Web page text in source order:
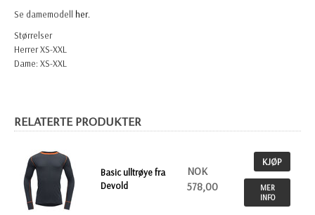
Se damemodell her.
Størrelser
Herrer XS-XXL
Dame: XS-XXL
RELATERTE PRODUKTER
Basic ulltrøye fra
Devold
NOK
578,00
KJØP
MER
INFO